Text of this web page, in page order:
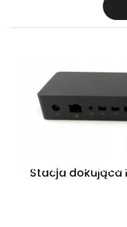
Raty 0% Gratis w
Stacja dokująca